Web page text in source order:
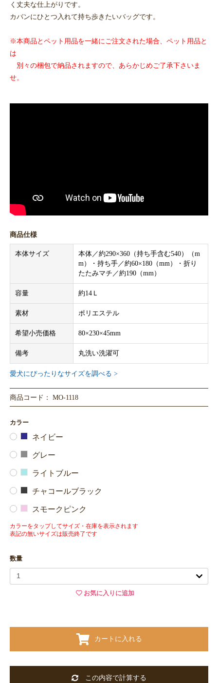
く丈夫な仕上がりです。
カバンにひとつ入れて持ち歩きたいバッグです。
※本商品とペット用品を一緒にご注文された場合、ペット用品と
は
別々の梱包で納品されますので、あらかじめご了承下さいま
せ。
商品仕様
本体サイズ
本体／約290×360（持ち手含む540）（m
m）・持ち手／約60×180（mm）・折り
たたみマチ／約190（mm）
容量 約14Ｌ
素材 ポリエステル
希望小売価格 80×230×45mm
備考 丸洗い洗濯可
愛犬にぴったりなサイズを調べる >
商品コード： MO-1118
カラー
ネイビー
グレー
ライトブルー
チャコールブラック
スモークピンク
カラーをタップしてサイズ・在庫を表示されます
表記の無いサイズは販売終了です
数量
お気に入りに追加
カートに入れる
この内容で計算する